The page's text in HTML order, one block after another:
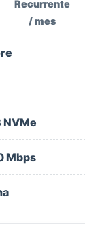
Recurrente
/ mes
NVMe
Mbps